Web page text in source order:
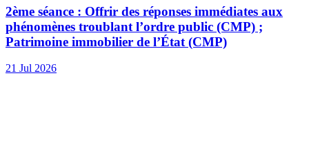
2ème séance : Offrir des réponses immédiates aux
phénomènes troublant l’ordre public (CMP) ;
Patrimoine immobilier de l’État (CMP)
21 Jul 2026